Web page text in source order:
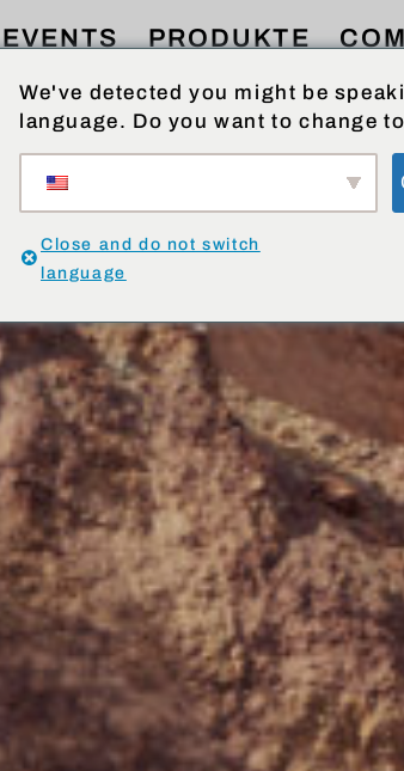
EVENTS PRODUKTE
We've detected you might be
language. Do you want to change
Close and do not switch
language